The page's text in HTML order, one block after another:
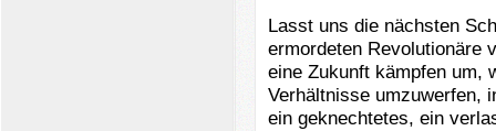
Lasst uns die nächsten
ermordeten Revolutionäre
eine Zukunft kämpfen um,
Verhältnisse umzuwerfen,
ein geknechtetes, ein